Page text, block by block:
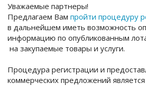
Уважаемые партнеры!
Предлагаем Вам пройти процедуру
в дальнейшем иметь возможность
информацию по опубликованным
на закупаемые товары и услуги.
Процедура регистрации и
коммерческих предложений